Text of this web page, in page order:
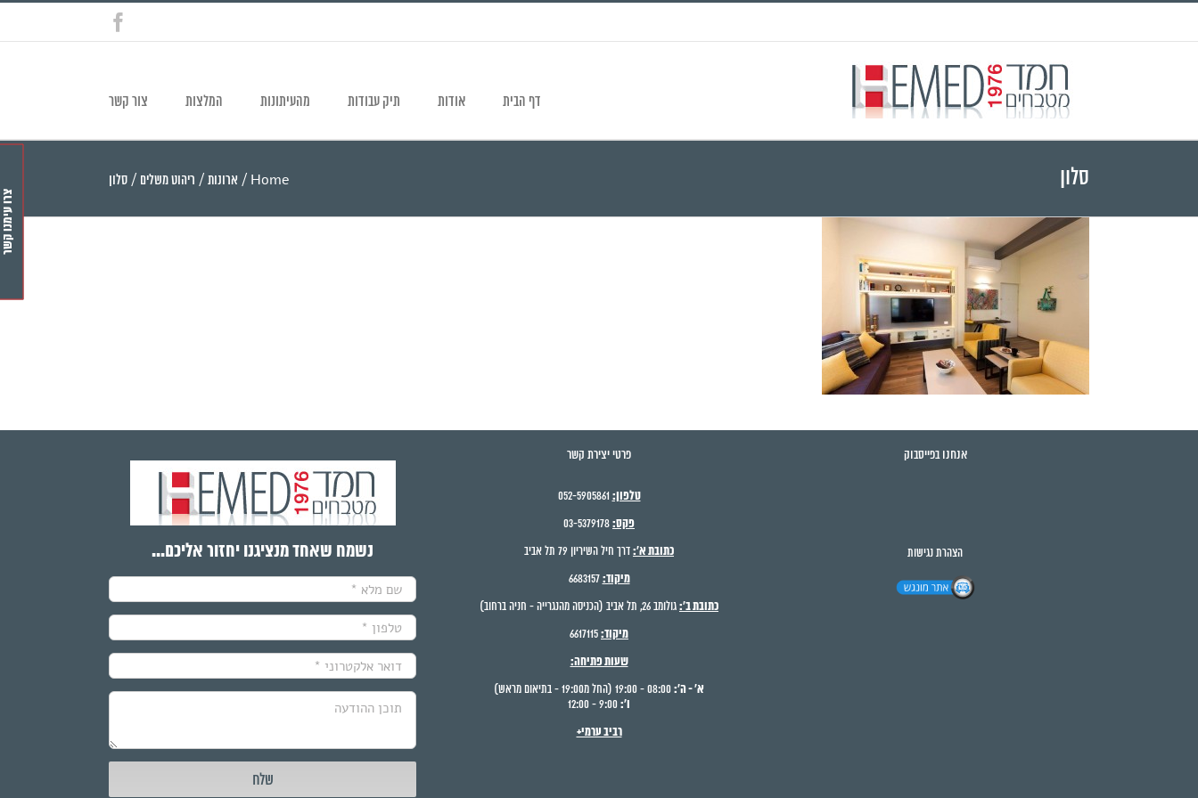
Skip
דף הבית אודות תיק עבודות מהעיתונות המלצות צור קשר
סלון Home
/ ארונות / ריהוט משלים / סלון
אנחנו בפייסבוק
הצהרת נגישות
פרטי יצירת קשר
טלפון:
פקס:
כתובת א': דרך חיל השיריון 79 תל אביב
מיקוד: 6683157
כתובת ב': גולומב 26, תל אביב (הכניסה מהנגרייה - חניה ברחוב)
מיקוד:
שעות פתיחה:
א' - ה':
ו':
רביב ערמי+
נשמח שאחד מנציגנו יחזור אליכם...
צרו עימנו קשר